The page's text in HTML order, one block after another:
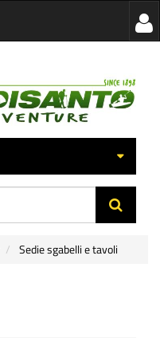
di
Sedie sgabelli e tavoli